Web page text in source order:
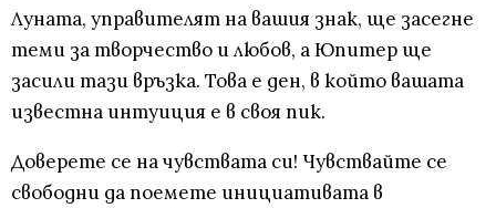
Луната, управителят на вашия знак, ще засегне
теми за творчество и любов, а Юпитер ще
засили тази връзка. Това е ден, в който вашата
известна интуиция е в своя пик.
Доверете се на чувствата си! Чувствайте се
свободни да поемете инициативата в